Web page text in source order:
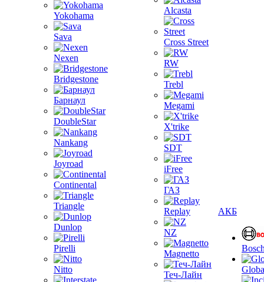
Yokohama
Sava
Nexen
Bridgestone
Барнаул
DoubleStar
Nankang
Joyroad
Continental
Triangle
Dunlop
Pirelli
Nitto
Alcasta
Cross Street
RW
Trebl
Megami
X'trike
SDT
iFree
ГАЗ
Replay
NZ
Magnetto
Теч-Лайн
АКБ